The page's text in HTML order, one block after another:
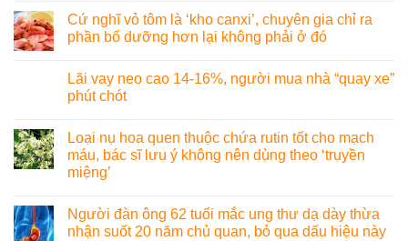
Cứ nghĩ vỏ tôm là ‘kho canxi’, chuyên gia chỉ ra
phần bổ dưỡng hơn lại không phải ở đó
Lãi vay neo cao 14-16%, người mua nhà “quay xe”
phút chót
Loại nụ hoa quen thuộc chứa rutin tốt cho mạch
máu, bác sĩ lưu ý không nên dùng theo ‘truyền
miệng’
Người đàn ông 62 tuổi mắc ung thư dạ dày thừa
nhận suốt 20 năm chủ quan, bỏ qua dấu hiệu này